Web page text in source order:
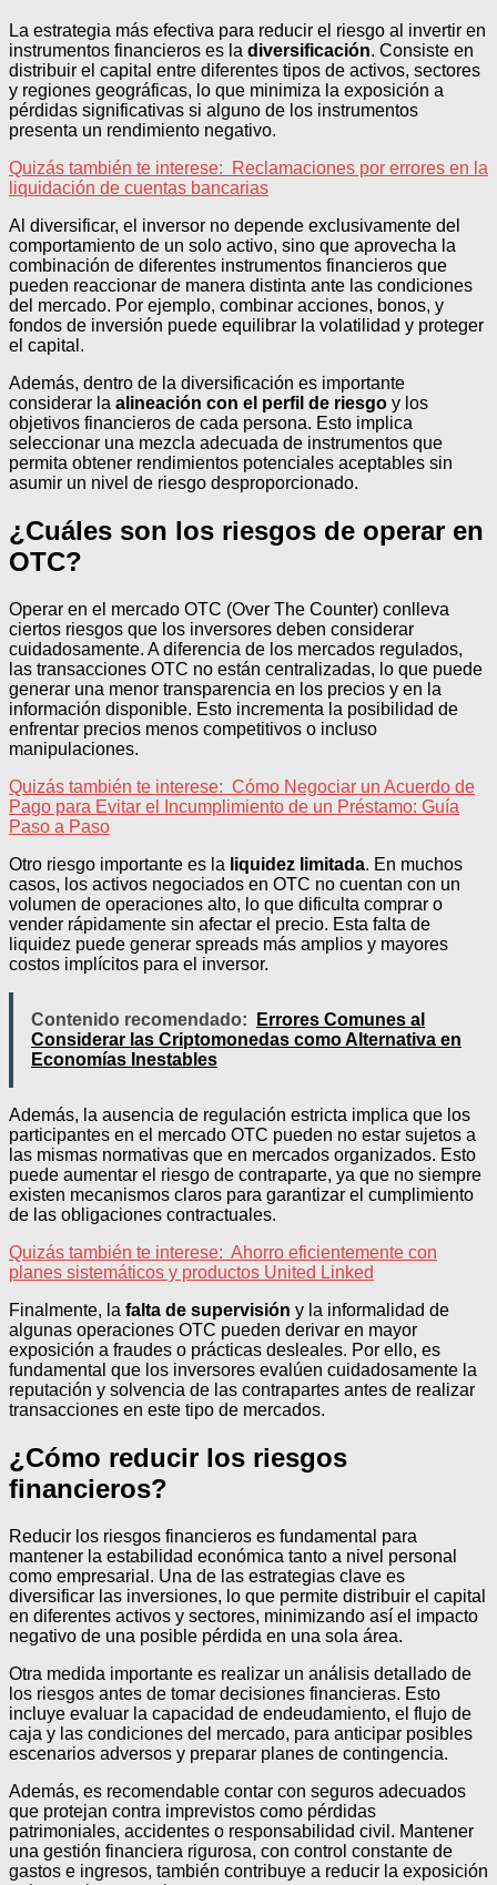
La estrategia más efectiva para reducir el riesgo al invertir en
instrumentos financieros es la diversificación. Consiste en
distribuir el capital entre diferentes tipos de activos, sectores
y regiones geográficas, lo que minimiza la exposición a
pérdidas significativas si alguno de los instrumentos
presenta un rendimiento negativo.
Quizás también te interese:
Reclamaciones por errores en la
liquidación de cuentas bancarias
Al diversificar, el inversor no depende exclusivamente del
comportamiento de un solo activo, sino que aprovecha la
combinación de diferentes instrumentos financieros que
pueden reaccionar de manera distinta ante las condiciones
del mercado. Por ejemplo, combinar acciones, bonos, y
fondos de inversión puede equilibrar la volatilidad y proteger
el capital.
Además, dentro de la diversificación es importante
considerar la alineación con el perfil de riesgo y los
objetivos financieros de cada persona. Esto implica
seleccionar una mezcla adecuada de instrumentos que
permita obtener rendimientos potenciales aceptables sin
asumir un nivel de riesgo desproporcionado.
¿Cuáles son los riesgos de operar en
OTC?
Operar en el mercado OTC (Over The Counter) conlleva
ciertos riesgos que los inversores deben considerar
cuidadosamente. A diferencia de los mercados regulados,
las transacciones OTC no están centralizadas, lo que puede
generar una menor transparencia en los precios y en la
información disponible. Esto incrementa la posibilidad de
enfrentar precios menos competitivos o incluso
manipulaciones.
Quizás también te interese: Cómo Negociar un Acuerdo de
Pago para Evitar el Incumplimiento de un Préstamo: Guía
Paso a Paso
Otro riesgo importante es la liquidez limitada. En muchos
casos, los activos negociados en OTC no cuentan con un
volumen de operaciones alto, lo que dificulta comprar o
vender rápidamente sin afectar el precio. Esta falta de
liquidez puede generar spreads más amplios y mayores
costos implícitos para el inversor.
Contenido recomendado:
Errores Comunes al
Considerar las Criptomonedas como Alternativa en
Economías Inestables
Además, la ausencia de regulación estricta implica que los
participantes en el mercado OTC pueden no estar sujetos a
las mismas normativas que en mercados organizados. Esto
puede aumentar el riesgo de contraparte, ya que no siempre
existen mecanismos claros para garantizar el cumplimiento
de las obligaciones contractuales.
Quizás también te interese: Ahorro eficientemente con
planes sistemáticos y productos United Linked
Finalmente, la falta de supervisión y la informalidad de
algunas operaciones OTC pueden derivar en mayor
exposición a fraudes o prácticas desleales. Por ello, es
fundamental que los inversores evalúen cuidadosamente la
reputación y solvencia de las contrapartes antes de realizar
transacciones en este tipo de mercados.
¿Cómo reducir los riesgos
financieros?
Reducir los riesgos financieros es fundamental para
mantener la estabilidad económica tanto a nivel personal
como empresarial. Una de las estrategias clave es
diversificar las inversiones, lo que permite distribuir el capital
en diferentes activos y sectores, minimizando así el impacto
negativo de una posible pérdida en una sola área.
Otra medida importante es realizar un análisis detallado de
los riesgos antes de tomar decisiones financieras. Esto
incluye evaluar la capacidad de endeudamiento, el flujo de
caja y las condiciones del mercado, para anticipar posibles
escenarios adversos y preparar planes de contingencia.
Además, es recomendable contar con seguros adecuados
que protejan contra imprevistos como pérdidas
patrimoniales, accidentes o responsabilidad civil. Mantener
una gestión financiera rigurosa, con control constante de
gastos e ingresos, también contribuye a reducir la exposición